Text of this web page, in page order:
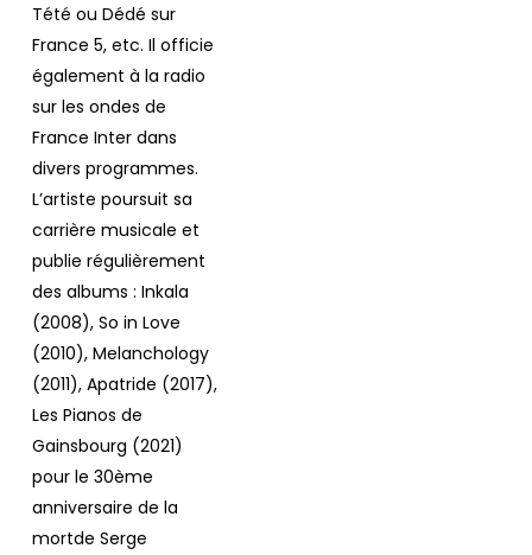
Tété ou Dédé sur
France 5, etc. Il officie
également à la radio
sur les ondes de
France Inter dans
divers programmes.
L’artiste poursuit sa
carrière musicale et
publie régulièrement
des albums : Inkala
(2008), So in Love
(2010), Melanchology
(2011), Apatride (2017),
Les Pianos de
Gainsbourg (2021)
pour le 30ème
anniversaire de la
mortde Serge